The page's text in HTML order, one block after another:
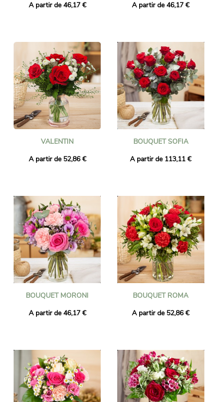
A partir de 46,17 €
A partir de 46,17 €
VALENTIN
A partir de 52,86 €
BOUQUET SOFIA
A partir de 113,11 €
BOUQUET MORONI
A partir de 46,17 €
BOUQUET ROMA
A partir de 52,86 €